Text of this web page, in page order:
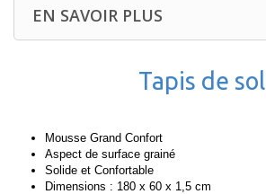
EN SAVOIR PLUS
Tapis de sol
Mousse Grand Confort
Aspect de surface grainé
Solide et Confortable
Dimensions : 180 x 60 x 1,5 cm